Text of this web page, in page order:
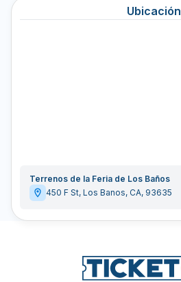
Ubicación
Terrenos de la Feria de Los Baños
450 F St, Los Banos, CA, 93635